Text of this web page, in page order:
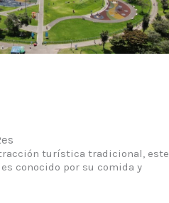
turística tradicional, este
conocido por su comida y